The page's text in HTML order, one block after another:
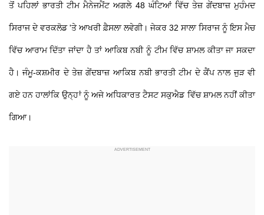
ਤੋਂ ਪਹਿਲਾਂ ਭਾਰਤੀ ਟੀਮ ਮੈਨੇਜਮੈਂਟ ਅਗਲੇ 48 ਘੰਟਿਆਂ ਵਿੱਚ ਤੇਜ਼ ਗੇਂਦਬਾਜ਼ ਮੁਹੰਮਦ
ਸਿਰਾਜ ਦੇ ਵਰਕਲੋਡ 'ਤੇ ਆਖਰੀ ਫ਼ੈਸਲਾ ਲਵੇਗੀ। ਜੇਕਰ 32 ਸਾਲਾ ਸਿਰਾਜ ਨੂੰ ਇਸ ਮੈਚ
ਵਿੱਚ ਆਰਾਮ ਦਿੱਤਾ ਜਾਂਦਾ ਹੈ ਤਾਂ ਆਕਿਬ ਨਬੀ ਨੂੰ ਟੀਮ ਵਿੱਚ ਸ਼ਾਮਲ ਕੀਤਾ ਜਾ ਸਕਦਾ
ਹੈ। ਜੰਮੂ-ਕਸ਼ਮੀਰ ਦੇ ਤੇਜ਼ ਗੇਂਦਬਾਜ਼ ਆਕਿਬ ਨਬੀ ਭਾਰਤੀ ਟੀਮ ਦੇ ਕੈਂਪ ਨਾਲ ਜੁੜ ਵੀ
ਗਏ ਹਨ ਹਾਲਾਂਕਿ ਉਨ੍ਹਾਂ ਨੂੰ ਅਜੇ ਅਧਿਕਾਰਤ ਟੈਸਟ ਸਕੁਐਡ ਵਿੱਚ ਸ਼ਾਮਲ ਨਹੀਂ ਕੀਤਾ
ਗਿਆ।